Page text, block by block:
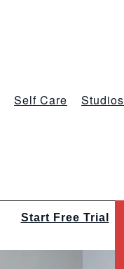
Self Care Studios
Start Free Trial